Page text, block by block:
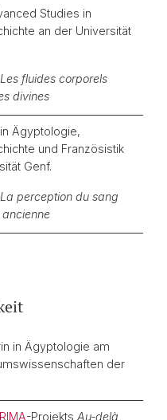
Studies in
an der Universität
Les fluides corporels
divines
Ägyptologie,
und Französistik
Genf.
La perception du sang
ancienne
in Ägyptologie am
der
-Projekts Au-delà